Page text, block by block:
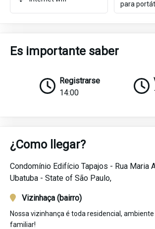
para
Es importante saber
Registrarse
14:00
¿Como llegar?
Condomínio Edifício Tapajos - Rua Maria
Ubatuba - State of São Paulo,
Vizinhaça (bairro)
Nossa vizinhança é toda residencial,
familiar!